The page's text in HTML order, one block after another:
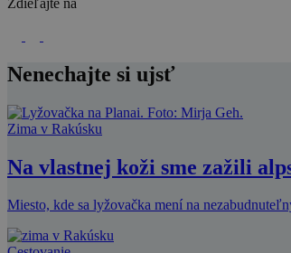
Nenechajte si ujsť
Zima v Rakúsku
Na vlastnej koži sme zažili
Miesto, kde sa lyžovačka mení na